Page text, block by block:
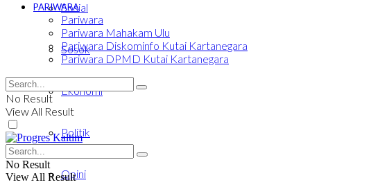
Sosial
Sosok
Ekonomi
Politik
Opini
PARIWARA
Pariwara
Pariwara Mahakam Ulu
Pariwara Diskominfo Kutai Kartanegara
Pariwara DPMD Kutai Kartanegara
No Result
View All Result
No Result
View All Result